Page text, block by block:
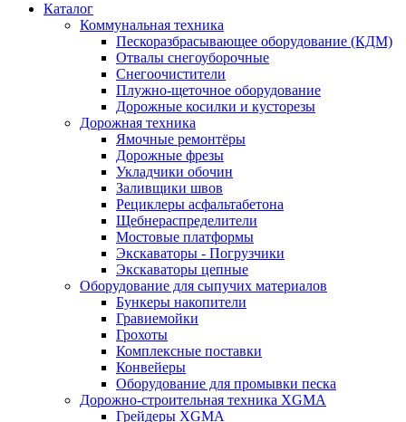
Каталог
Коммунальная техника
Пескоразбрасывающее оборудование (КДМ)
Отвалы снегоуборочные
Снегоочистители
Плужно-щеточное оборудование
Дорожные косилки и кусторезы
Дорожная техника
Ямочные ремонтёры
Дорожные фрезы
Укладчики обочин
Заливщики швов
Рециклеры асфальтабетона
Щебнераспределители
Мостовые платформы
Экскаваторы - Погрузчики
Экскаваторы цепные
Оборудование для сыпучих материалов
Бункеры накопители
Гравиемойки
Грохоты
Комплексные поставки
Конвейеры
Оборудование для промывки песка
Дорожно-строительная техника XGMA
Грейдеры XGMA